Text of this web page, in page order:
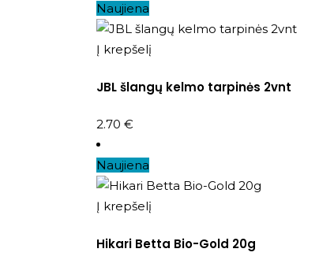
Naujiena
Į krepšelį
JBL šlangų kelmo tarpinės 2vnt
2.70 €
Naujiena
Į krepšelį
Hikari Betta Bio-Gold 20g